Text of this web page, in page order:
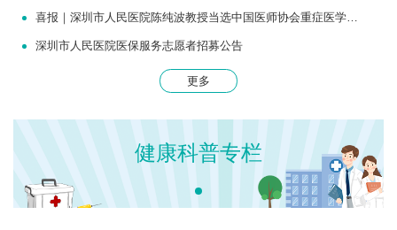
喜报｜深圳市人民医院陈纯波教授当选中国医师协会重症医学医师分会常务委员
深圳市人民医院医保服务志愿者招募公告
更多
健康科普专栏